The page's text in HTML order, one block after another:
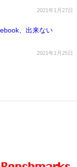
2021年1月27日
、出来ない
2021年1月25日